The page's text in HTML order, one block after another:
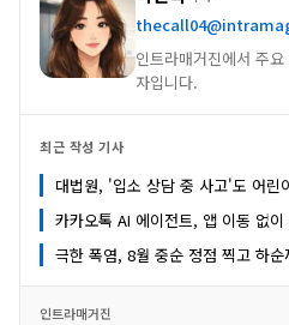
인트라매거진에서 주
자입니다.
최근 작성 기사
대법원, '입소 상담 중 사고'도 어린
카카오톡 AI 에이전트, 앱 이동 없이
극한 폭염, 8월 중순 정점 찍고 하
인트라매거진